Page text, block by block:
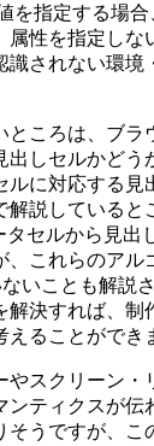
を指定する場合
属性を指定しな
識されない環境
ところは、ブラ
出しセルかどう
ルに対応する見
説していると
セルから見出
、これらのアル
いことも解説
解決すれば、制
ることができ
やスクリーン・
ンティクスが伝
そうですが、こ